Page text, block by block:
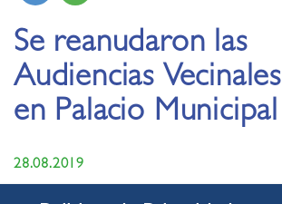
Se reanudaron las
Audiencias Vecinales
en Palacio Municipal
28.08.2019